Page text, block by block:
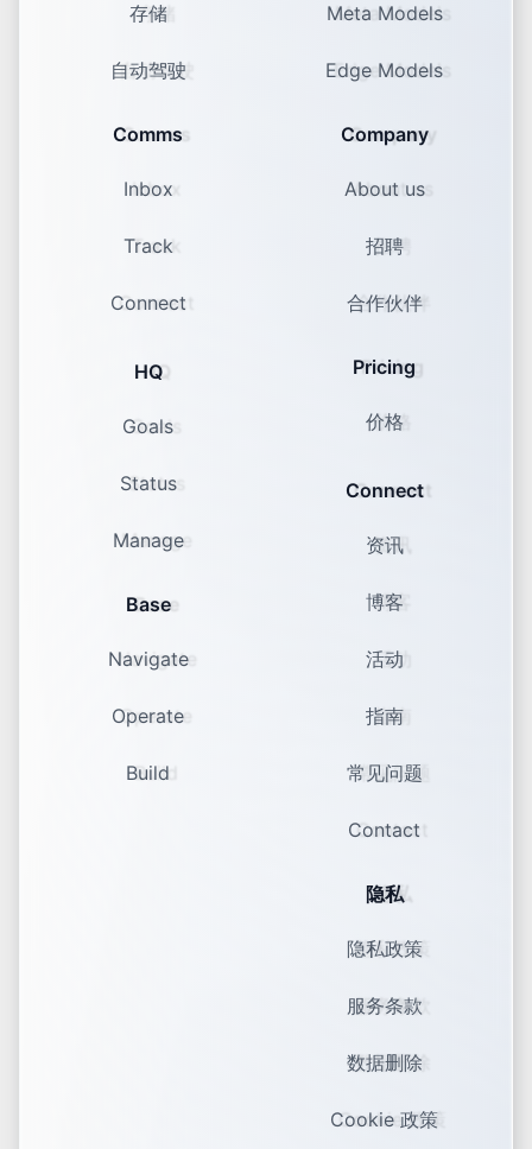
存储
自动驾驶
Comms
Inbox
Track
Connect
HQ
Goals
Status
Manage
Base
Navigate
Operate
Build
Meta Models
Edge Models
Company
About us
招聘
合作伙伴
Pricing
价格
Connect
资讯
博客
活动
指南
常见问题
Contact
隐私
隐私政策
服务条款
数据删除
Cookie 政策